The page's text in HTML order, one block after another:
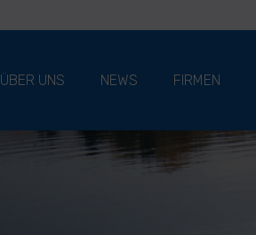
ÜBER UNS NEWS FIRMEN